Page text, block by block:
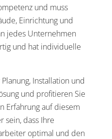
und muss
Einrichtung und
jedes Unternehmen
und hat individuelle
Installation und
und profitieren Sie
Erfahrung auf diesem
sein, dass Ihre
optimal und den